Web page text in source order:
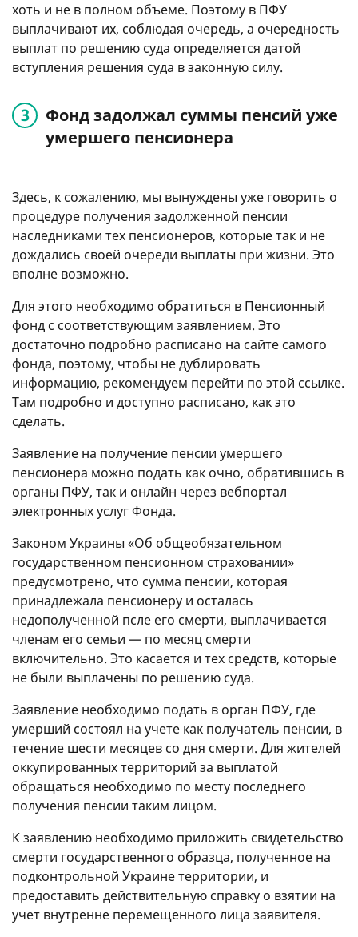
хоть и не в полном объеме. Поэтому в ПФУ
выплачивают их, соблюдая очередь, а очередность
выплат по решению суда определяется датой
вступления решения суда в законную силу.
Фонд задолжал суммы пенсий уже
умершего пенсионера
Здесь, к сожалению, мы вынуждены уже говорить о
процедуре получения задолженной пенсии
наследниками тех пенсионеров, которые так и не
дождались своей очереди выплаты при жизни. Это
вполне возможно.
Для этого необходимо обратиться в Пенсионный
фонд с соответствующим заявлением. Это
достаточно подробно расписано на сайте самого
фонда, поэтому, чтобы не дублировать
информацию, рекомендуем перейти по этой ссылке.
Там подробно и доступно расписано, как это
сделать.
Заявление на получение пенсии умершего
пенсионера можно подать как очно, обратившись в
органы ПФУ, так и онлайн через вебпортал
электронных услуг Фонда.
Законом Украины «Об общеобязательном
государственном пенсионном страховании»
предусмотрено, что сумма пенсии, которая
принадлежала пенсионеру и осталась
недополученной псле его смерти, выплачивается
членам его семьи — по месяц смерти
включительно. Это касается и тех средств, которые
не были выплачены по решению суда.
Заявление необходимо подать в орган ПФУ, где
умерший состоял на учете как получатель пенсии, в
течение шести месяцев со дня смерти. Для жителей
оккупированных территорий за выплатой
обращаться необходимо по месту последнего
получения пенсии таким лицом.
К заявлению необходимо приложить свидетельство
смерти государственного образца, полученное на
подконтрольной Украине территории, и
предоставить действительную справку о взятии на
учет внутренне перемещенного лица заявителя.